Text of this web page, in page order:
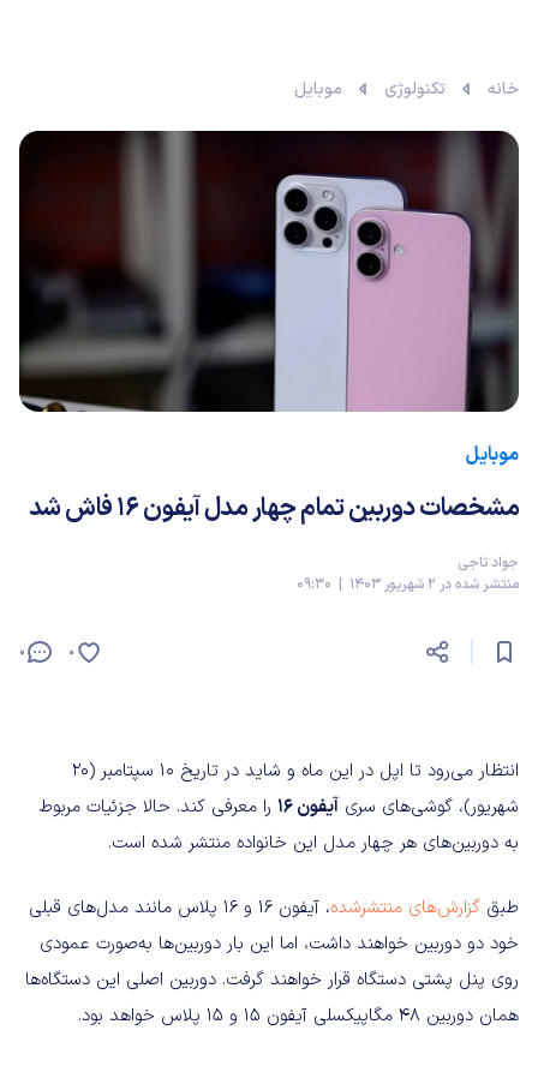
خانه تکنولوژی موبایل
موبایل
مشخصات دوربین تمام چهار مدل آیفون 16 فاش شد
جواد تاجی
منتشر شده در 2 شهریور 1403 | 09:30
0 0
انتظار می‌رود تا اپل در این ماه و شاید در تاریخ 10 سپتامبر (20
شهریور)، گوشی‌های سری آیفون 16
را معرفی کند. حالا جزئیات مربوط
به دوربین‌های هر چهار مدل این خانواده منتشر شده است.
طبق گزارش‌های منتشرشده
، آیفون 16 و 16 پلاس مانند مدل‌های قبلی
خود دو دوربین خواهند داشت، اما این بار دوربین‌ها به‌صورت عمودی
روی پنل پشتی دستگاه قرار خواهند گرفت. دوربین اصلی این دستگاه‌ها
همان دوربین 48 مگاپیکسلی آیفون 15 و 15 پلاس خواهد بود.